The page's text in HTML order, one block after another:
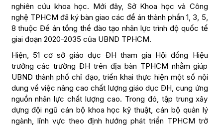
nghiên cứu khoa học. Mới đây, Sở Khoa học và Công
nghệ TPHCM đã ký bàn giao các đề án thành phần 1, 3, 5,
8 thuộc Đề án tổng thể đào tạo nhân lực trình độ quốc tế
giai đoạn 2020-2035 của UBND TPHCM.
Hiện, 51 cơ sở giáo dục ĐH tham gia Hội đồng Hiệu
trưởng các trường ĐH trên địa bàn TPHCM nhằm giúp
UBND thành phố chỉ đạo, triển khai thực hiện một số nội
dung về việc nâng cao chất lượng giáo dục ĐH, cung ứng
nguồn nhân lực chất lượng cao. Trong đó, tập trung xây
dựng đội ngũ cán bộ khoa học kỹ thuật, cán bộ quản lý
ngành, lĩnh vực theo định hướng phát triển TPHCM trở